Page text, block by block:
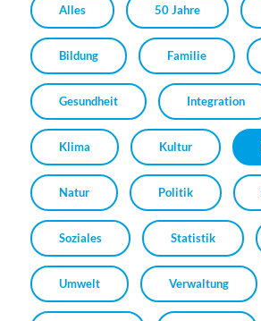
Alles 50 Jahre
Bildung Familie
Gesundheit Integration
Klima Kultur
Natur Politik
Soziales Statistik
Umwelt Verwaltung